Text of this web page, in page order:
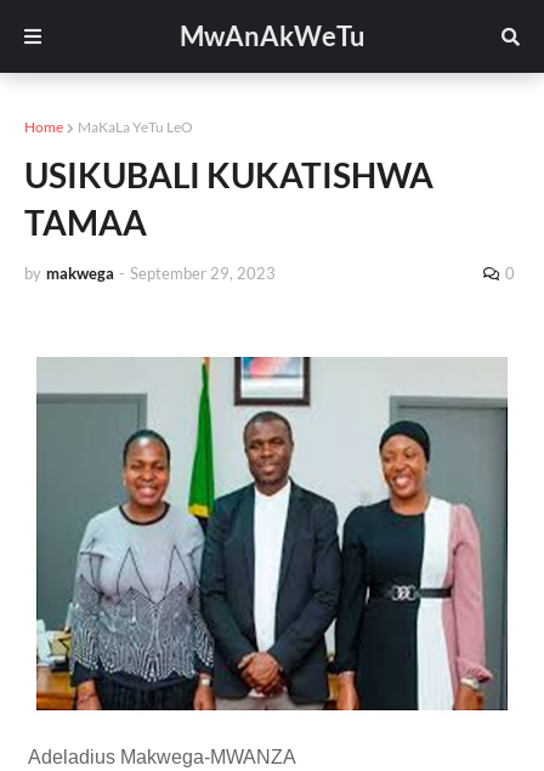
MwAnAkWeTu
Home MaKaLa YeTu LeO
USIKUBALI KUKATISHWA
TAMAA
by makwega - September 29, 2023 0
Adeladius Makwega-MWANZA